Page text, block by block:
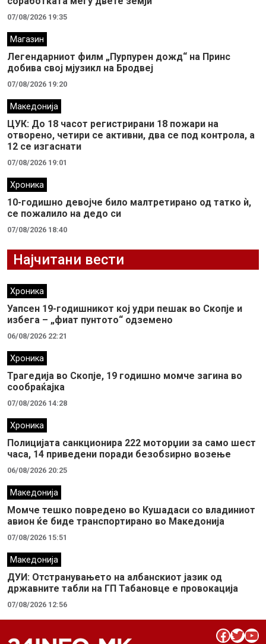
07/08/2026 19:35
Магазин
Легендарниот филм „Пурпурен дожд“ на Принс
добива свој мјузикл на Бродвеј
07/08/2026 19:20
Македонија
ЦУК: До 18 часот регистрирани 18 пожари на
отворено, четири се активни, два се под контрола, а
12 се изгаснати
07/08/2026 19:01
Хроника
10-годишно девојче било малтретирано од татко ѝ,
се пожалило на дедо си
07/08/2026 18:40
Најчитани вести
Хроника
Уапсен 19-годишникот кој удри пешак во Скопје и
избега – „фиат пунтото“ одземено
06/08/2026 22:21
Хроника
Трагедија во Скопје, 19 годишно момче загина во
сообраќајка
07/08/2026 14:28
Хроника
Полицијата санкционира 222 моторџии за само шест
часа, 14 приведени поради безобѕирно возење
06/08/2026 20:25
Македонија
Момче тешко повредено во Кушадаси со владиниот
авион ќе биде транспортирано во Македонија
07/08/2026 15:51
Македонија
ДУИ: Отстранувањето на албанскиот јазик од
државните табли на ГП Табановце е провокација
07/08/2026 12:56
Facebook Twitter YouTube